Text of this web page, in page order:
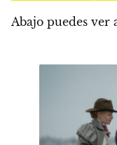
Abajo puedes ver